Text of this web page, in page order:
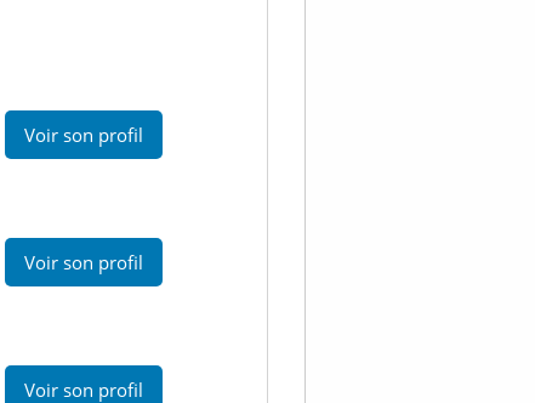
Voir son profil
Voir son profil
Voir son profil